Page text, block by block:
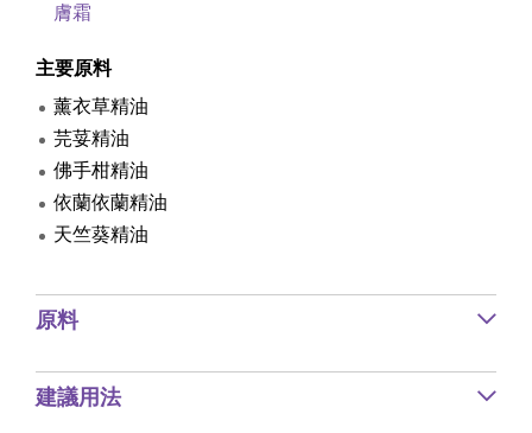
膚霜
主要原料
薰衣草精油
芫荽精油
佛手柑精油
依蘭依蘭精油
天竺葵精油
原料
建議用法